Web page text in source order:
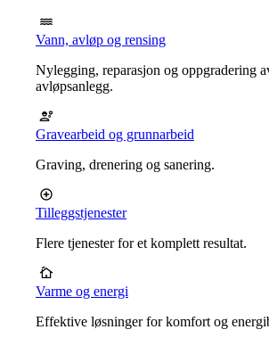
Vann, avløp og rensing
Nylegging, reparasjon og oppgradering
avløpsanlegg.
Gravearbeid og grunnarbeid
Graving, drenering og sanering.
Tilleggstjenester
Flere tjenester for et komplett resultat.
Varme og energi
Effektive løsninger for komfort og